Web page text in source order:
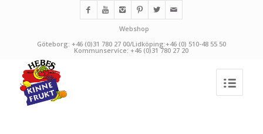
Webshop
Göteborg: +46 (0)31 780 27 00/Lidköping:+46 (0) 510-48 55 50
Kommunservice: +46 (0)31 780 27 20